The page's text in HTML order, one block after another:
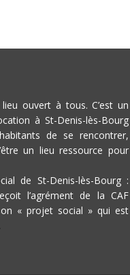
ouvert à tous. C’est un
à St-Denis-lès-Bourg
de se rencontrer,
un lieu ressource pour
de St-Denis-lès-Bourg :
l’agrément de la CAF
« projet social » qui est